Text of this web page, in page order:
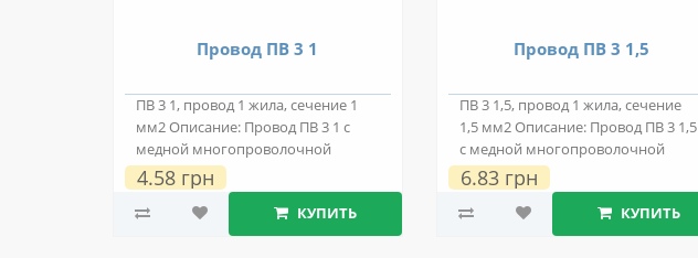
Провод ПВ 3 1
ПВ 3 1, провод 1 жила, сечение 1
мм2 Описание: Провод ПВ 3 1 с
медной многопроволочной
токопроводяще..
4.58 грн
КУПИТЬ
Провод ПВ 3 1,5
ПВ 3 1,5, провод 1 жила, сечение
1,5 мм2 Описание: Провод ПВ 3 1,5
с медной многопроволочной
токопро..
6.83 грн
КУПИТЬ